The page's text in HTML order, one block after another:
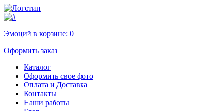
Эмоций в корзине: 0
Оформить заказ
Каталог
Оформить свое фото
Оплата и Доставка
Контакты
Наши работы